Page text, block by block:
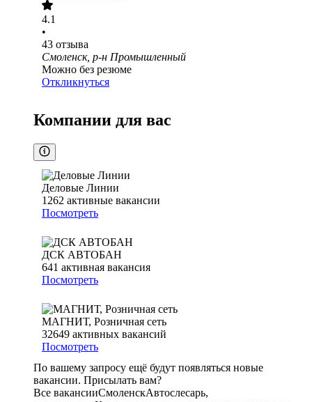
4.1
•
43 отзыва
Смоленск, р-н Промышленный
Можно без резюме
Откликнуться
Компании для вас
Деловые Линии
1262 активные вакансии
Посмотреть
ДСК АВТОБАН
641 активная вакансия
Посмотреть
МАГНИТ, Розничная сеть
32649 активных вакансий
Посмотреть
По вашему запросу ещё будут появляться новые
вакансии. Присылать вам?
Все вакансииСмоленскАвтослесарь,